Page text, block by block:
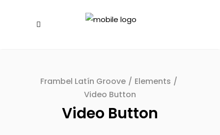
Frambel Latín Groove / Elements /
Video Button
Video Button